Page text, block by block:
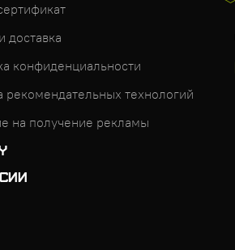
доставка
конфиденциальности
рекомендательных технологий
на получение рекламы